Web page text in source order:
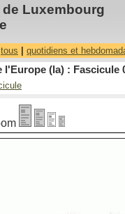
Luxembourg
tous quotidiens et
(la) : Fascicule